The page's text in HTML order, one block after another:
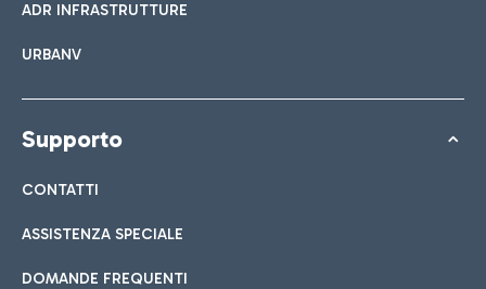
ADR INFRASTRUTTURE
URBANV
Supporto
CONTATTI
ASSISTENZA SPECIALE
DOMANDE FREQUENTI